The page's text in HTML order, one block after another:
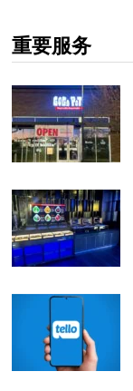
重要服务